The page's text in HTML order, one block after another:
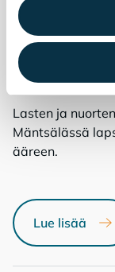
5.5.2026
Lasten ja
Mäntsälässä
ääreen.
Lue lisää